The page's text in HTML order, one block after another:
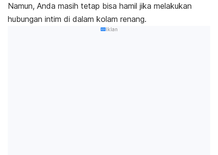
Namun, Anda masih tetap bisa hamil jika melakukan
hubungan intim di dalam kolam renang.
Iklan